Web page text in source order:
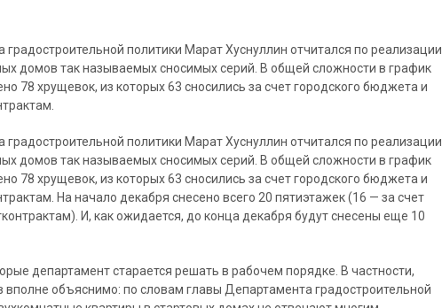
политики Марат Хуснуллин отчитался по реализации
домов так называемых сносимых серий. В общей сложности в график
78 хрущевок, из которых 63 сносились за счет городского бюджета и
политики Марат Хуснуллин отчитался по реализации
домов так называемых сносимых серий. В общей сложности в график
78 хрущевок, из которых 63 сносились за счет городского бюджета и
На начало декабря снесено всего 20 пятиэтажек (16 — за счет
И, как ожидается, до конца декабря будут снесены еще 10
департамент старается решать в рабочем порядке. В частности,
вполне объяснимо: по словам главы Департамента градостроительной